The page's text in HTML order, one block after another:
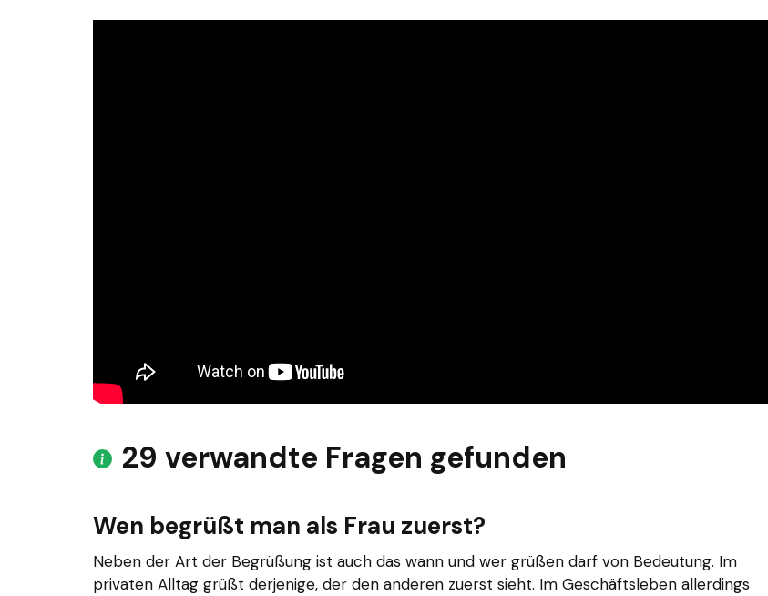
29 verwandte Fragen gefunden
Wen begrüßt man als Frau zuerst?
Neben der Art der Begrüßung ist auch das wann und wer grüßen darf von Bedeutung. Im
privaten Alltag grüßt derjenige, der den anderen zuerst sieht. Im Geschäftsleben allerdings